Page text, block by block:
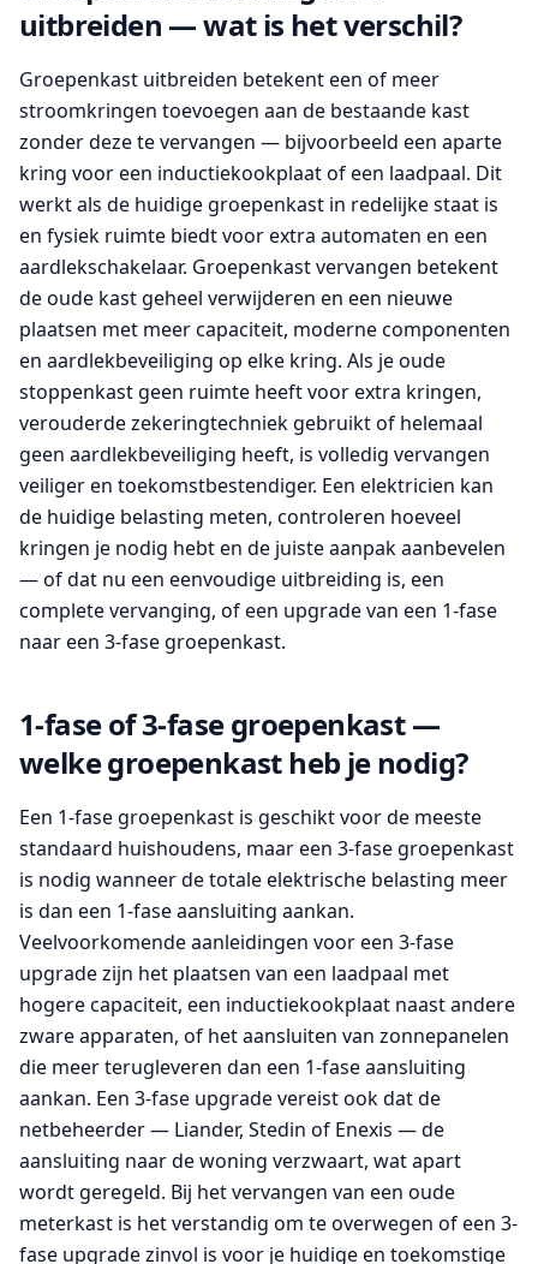
uitbreiden — wat is het verschil?
Groepenkast uitbreiden betekent een of meer
stroomkringen toevoegen aan de bestaande kast
zonder deze te vervangen — bijvoorbeeld een aparte
kring voor een inductiekookplaat of een laadpaal. Dit
werkt als de huidige groepenkast in redelijke staat is
en fysiek ruimte biedt voor extra automaten en een
aardlekschakelaar. Groepenkast vervangen betekent
de oude kast geheel verwijderen en een nieuwe
plaatsen met meer capaciteit, moderne componenten
en aardlekbeveiliging op elke kring. Als je oude
stoppenkast geen ruimte heeft voor extra kringen,
verouderde zekeringtechniek gebruikt of helemaal
geen aardlekbeveiliging heeft, is volledig vervangen
veiliger en toekomstbestendiger. Een elektricien kan
de huidige belasting meten, controleren hoeveel
kringen je nodig hebt en de juiste aanpak aanbevelen
— of dat nu een eenvoudige uitbreiding is, een
complete vervanging, of een upgrade van een 1-fase
naar een 3-fase groepenkast.
1-fase of 3-fase groepenkast —
welke groepenkast heb je nodig?
Een 1-fase groepenkast is geschikt voor de meeste
standaard huishoudens, maar een 3-fase groepenkast
is nodig wanneer de totale elektrische belasting meer
is dan een 1-fase aansluiting aankan.
Veelvoorkomende aanleidingen voor een 3-fase
upgrade zijn het plaatsen van een laadpaal met
hogere capaciteit, een inductiekookplaat naast andere
zware apparaten, of het aansluiten van zonnepanelen
die meer terugleveren dan een 1-fase aansluiting
aankan. Een 3-fase upgrade vereist ook dat de
netbeheerder — Liander, Stedin of Enexis — de
aansluiting naar de woning verzwaart, wat apart
wordt geregeld. Bij het vervangen van een oude
meterkast is het verstandig om te overwegen of een 3-
fase upgrade zinvol is voor je huidige en toekomstige